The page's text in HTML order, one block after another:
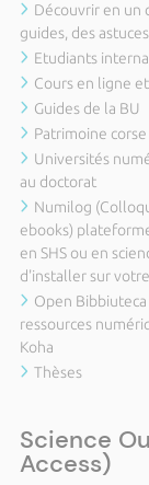
Découvrir en un
guides, des
Etudiants
Cours en ligne
Guides de la BU
Patrimoine corse
Universités
au doctorat
Numilog
ebooks)
en SHS ou en
d'installer sur
Open
ressources
Koha
Thèses
Science
Access)